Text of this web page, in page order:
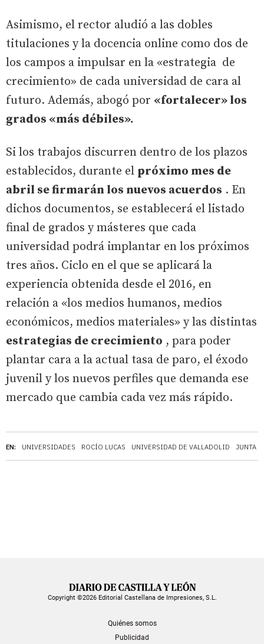
EN: UNIVERSIDADES ROCÍO LUCAS UNIVERSIDAD DE VALLADOLID JUNTA
Asimismo, el rector aludió a las dobles
titulaciones y la docencia online como dos de
los campos a impulsar en la «estrategia de
crecimiento» de cada universidad de cara al
futuro. Además, abogó por «fortalecer» los
grados «más débiles».
Si los trabajos discurren dentro de los plazos
establecidos, durante el próximo mes de
abril se firmarán los nuevos acuerdos . En
dichos documentos, se establecerá el listado
final de grados y másteres que cada
universidad podrá implantar en los próximos
tres años. Ciclo en el que se aplicará la
experiencia obtenida desde el 2016, en
relación a «los medios humanos, medios
económicos, medios materiales» y las distintas
estrategias de crecimiento , para poder
plantar cara a la actual tasa de paro, el éxodo
juvenil y los nuevos perfiles que demanda ese
mercado que cambia cada vez más rápido.
Copyright ©2026 Editorial Castellana de Impresiones, S.L.
Quiénes somos
Publicidad